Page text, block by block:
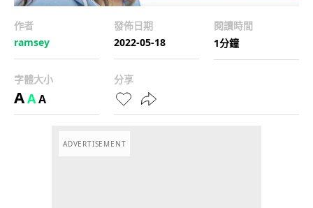
作者
ramsey
發佈日期
2022-05-18
閱讀時間
1分鐘
字體大小
AAA
分享
ADVERTISEMENT